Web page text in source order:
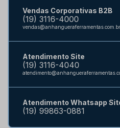
Vendas Corporativas B2B
(19) 3116-4000
vendas@anhangueraferramentas.com.br
Atendimento Site
(19) 3116-4040
Atendimento Whatsapp
(19) 99863-0881